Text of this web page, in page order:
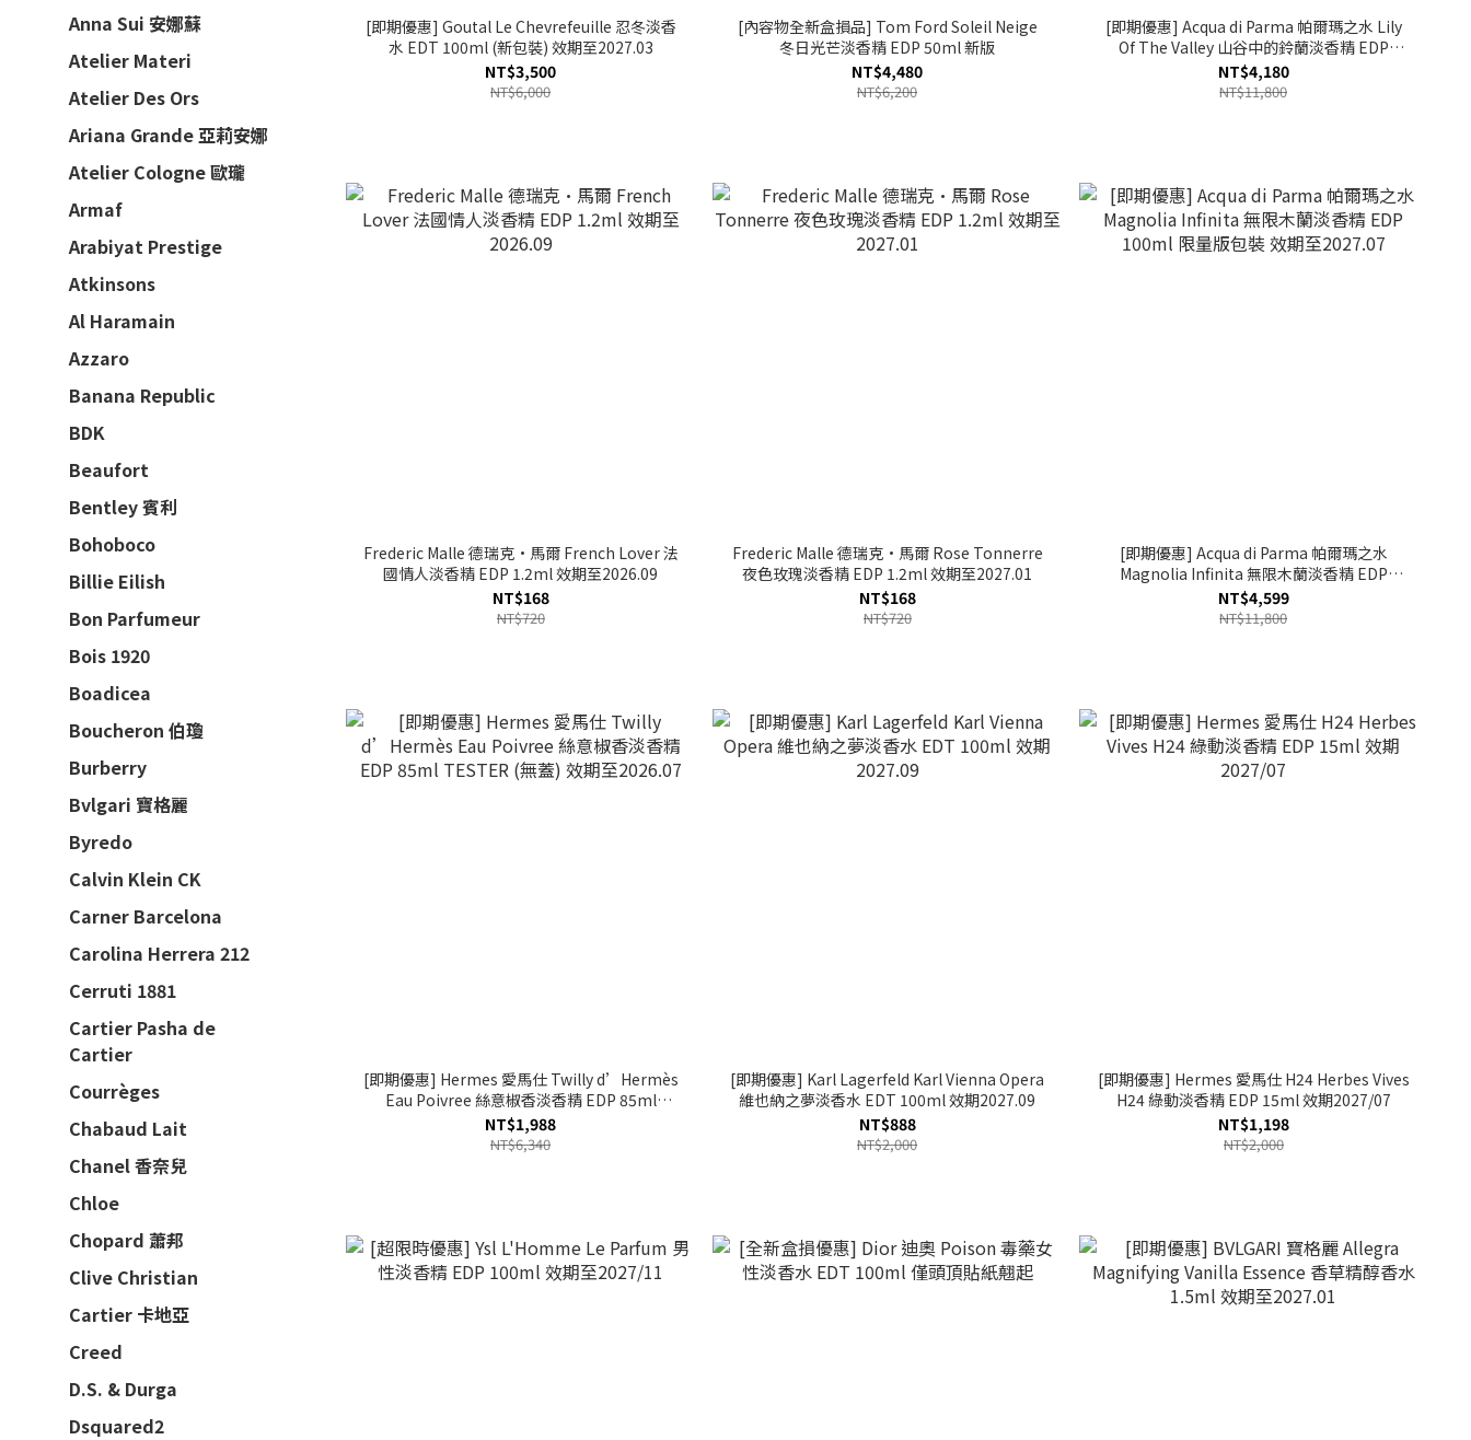
Anna Sui 安娜蘇
Atelier Materi
Atelier Des Ors
Ariana Grande 亞莉安娜
Atelier Cologne 歐瓏
Armaf
Arabiyat Prestige
Atkinsons
Al Haramain
Azzaro
Banana Republic
BDK
Beaufort
Bentley 賓利
Bohoboco
Billie Eilish
Bon Parfumeur
Bois 1920
Boadicea
Boucheron 伯瓊
Burberry
Bvlgari 寶格麗
Byredo
Calvin Klein CK
Carner Barcelona
Carolina Herrera 212
Cerruti 1881
Cartier Pasha de
Cartier
Courrèges
Chabaud Lait
Chanel 香奈兒
Chloe
Chopard 蕭邦
Clive Christian
Cartier 卡地亞
Creed
D.S. & Durga
Dsquared2
[即期優惠] Goutal Le Chevrefeuille 忍冬淡香
水 EDT 100ml (新包裝) 效期至2027.03
NT$3,500
NT$6,000
[內容物全新盒損品] Tom Ford Soleil Neige
冬日光芒淡香精 EDP 50ml 新版
NT$4,480
NT$6,200
[即期優惠] Acqua di Parma 帕爾瑪之水 Lily
Of The Valley 山谷中的鈴蘭淡香精 EDP
100ml 效期至2027.11
NT$4,180
NT$11,800
Frederic Malle 德瑞克·馬爾 French Lover 法
國情人淡香精 EDP 1.2ml 效期至2026.09
NT$168
NT$720
Frederic Malle 德瑞克·馬爾 Rose Tonnerre
夜色玫瑰淡香精 EDP 1.2ml 效期至2027.01
NT$168
NT$720
[即期優惠] Acqua di Parma 帕爾瑪之水
Magnolia Infinita 無限木蘭淡香精 EDP
100ml 限量版包裝 效期至2027.07
NT$4,599
NT$11,800
[即期優惠] Hermes 愛馬仕 Twilly d’Hermès
Eau Poivree 絲意椒香淡香精 EDP 85ml
TESTER (無蓋) 效期至2026.07
NT$1,988
NT$6,340
[即期優惠] Karl Lagerfeld Karl Vienna Opera
維也納之夢淡香水 EDT 100ml 效期2027.09
NT$888
NT$2,000
[即期優惠] Hermes 愛馬仕 H24 Herbes Vives
H24 綠動淡香精 EDP 15ml 效期2027/07
NT$1,198
NT$2,000